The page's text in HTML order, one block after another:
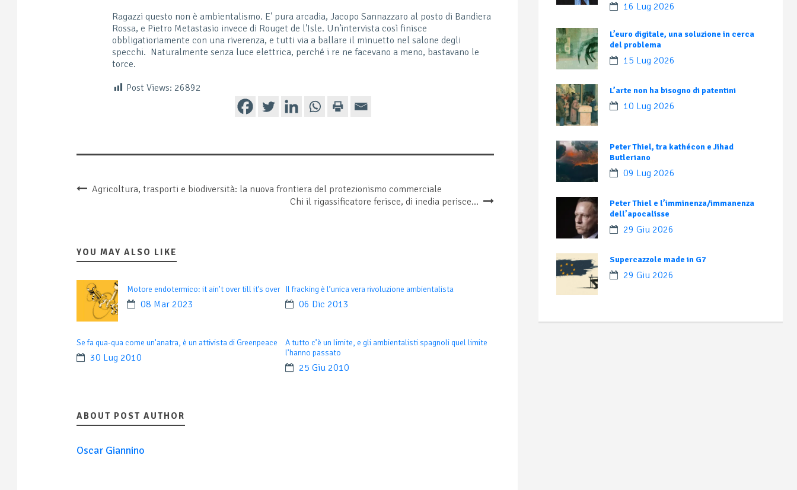
Ragazzi questo non è ambientalismo. E’ pura arcadia, Jacopo Sannazzaro al posto di Bandiera
Rossa, e Pietro Metastasio invece di Rouget de l’Isle. Un’intervista così finisce
obbligatioriamente con una riverenza, e tutti via a ballare il minuetto nel salone degli
specchi. Naturalmente senza luce elettrica, perché i re ne facevano a meno, bastavano le
torce.
Post Views: 26892
Agricoltura, trasporti e biodiversità: la nuova frontiera del protezionismo commerciale
Chi il rigassificatore ferisce, di inedia perisce…
YOU MAY ALSO LIKE
Motore endotermico: it ain’t over till it’s over
08 Mar 2023
Il fracking è l’unica vera rivoluzione ambientalista
06 Dic 2013
Se fa qua-qua come un’anatra, è un attivista di Greenpeace
30 Lug 2010
A tutto c’è un limite, e gli ambientalisti spagnoli quel limite
l’hanno passato
25 Giu 2010
ABOUT POST AUTHOR
Oscar Giannino
16 Lug 2026
L’euro digitale, una soluzione in cerca
del problema
15 Lug 2026
L’arte non ha bisogno di patentini
10 Lug 2026
Peter Thiel, tra kathécon e Jihad
Butleriano
09 Lug 2026
Peter Thiel e l’imminenza/immanenza
dell’apocalisse
29 Giu 2026
Supercazzole made in G7
29 Giu 2026